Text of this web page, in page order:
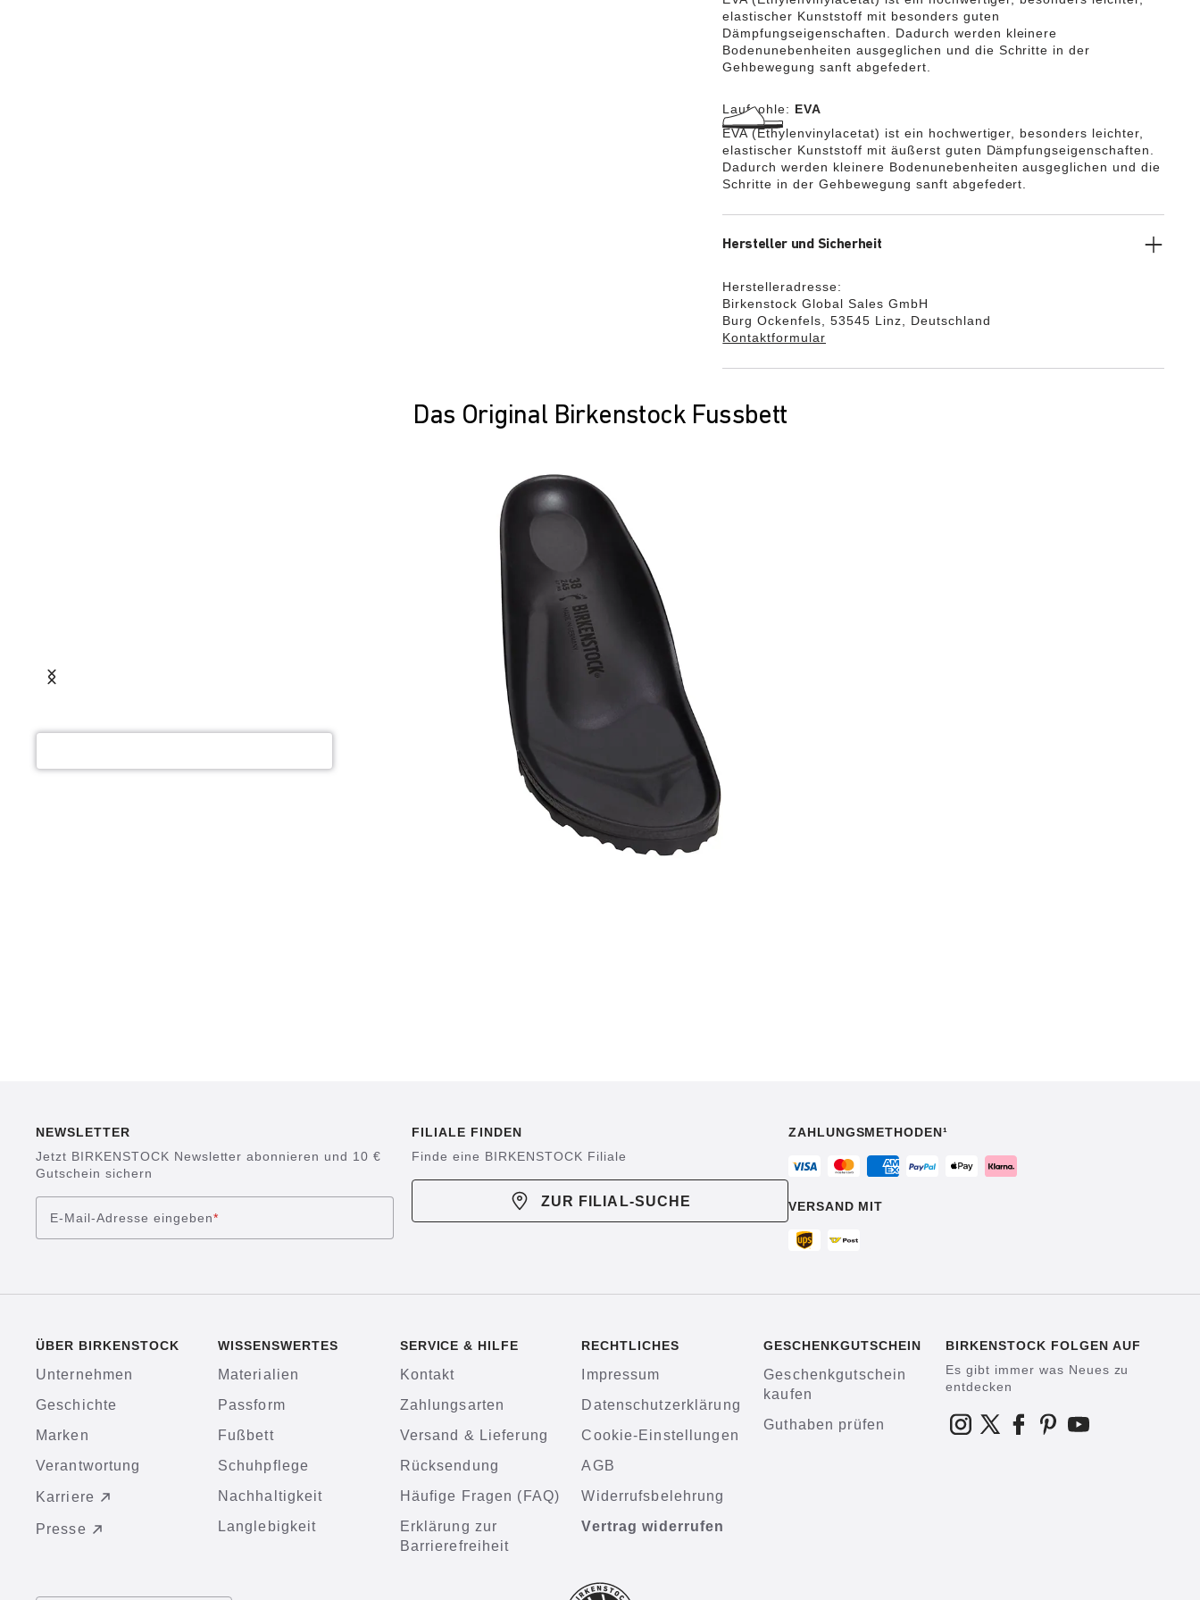
elastischer Kunststoff mit besonders guten
Dämpfungseigenschaften. Dadurch werden kleinere
Bodenunebenheiten ausgeglichen und die Schritte in der
Gehbewegung sanft abgefedert.
Laufsohle: EVA
EVA (Ethylenvinylacetat) ist ein hochwertiger, besonders leichter,
elastischer Kunststoff mit äußerst guten Dämpfungseigenschaften.
Dadurch werden kleinere Bodenunebenheiten ausgeglichen und die
Schritte in der Gehbewegung sanft abgefedert.
Hersteller und Sicherheit
Herstelleradresse:
Birkenstock Global Sales GmbH
Burg Ockenfels, 53545 Linz, Deutschland
Kontaktformular
Das Original Birkenstock Fussbett
NEWSLETTER
Jetzt BIRKENSTOCK Newsletter abonnieren und 10 €
Gutschein sichern
E-Mail-Adresse eingeben*
FILIALE FINDEN
Finde eine BIRKENSTOCK Filiale
ZUR FILIAL-SUCHE
ZAHLUNGSMETHODEN¹
VERSAND MIT
ÜBER BIRKENSTOCK
Unternehmen
Geschichte
Marken
Verantwortung
Karriere
Presse
WISSENSWERTES
Materialien
Passform
Fußbett
Schuhpflege
Nachhaltigkeit
Langlebigkeit
SERVICE & HILFE
Kontakt
Zahlungsarten
Versand & Lieferung
Rücksendung
Häufige Fragen (FAQ)
Erklärung zur
Barrierefreiheit
RECHTLICHES
Impressum
Datenschutzerklärung
Cookie-Einstellungen
AGB
Widerrufsbelehrung
Vertrag widerrufen
GESCHENKGUTSCHEIN
Geschenkgutschein
kaufen
Guthaben prüfen
BIRKENSTOCK FOLGEN AUF
Es gibt immer was Neues zu
entdecken